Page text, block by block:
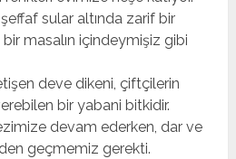
şeffaf sular altında zarif bir
masalın içindeymişiz gibi
deve dikeni, çiftçilerin
bir yabani bitkidir.
devam ederken, dar ve
geçmemiz gerekti.